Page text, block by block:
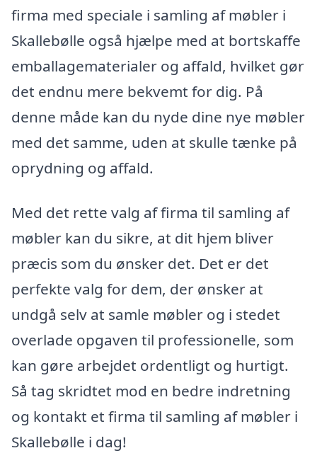
firma med speciale i samling af møbler i
Skallebølle også hjælpe med at bortskaffe
emballagematerialer og affald, hvilket gør
det endnu mere bekvemt for dig. På
denne måde kan du nyde dine nye møbler
med det samme, uden at skulle tænke på
oprydning og affald.
Med det rette valg af firma til samling af
møbler kan du sikre, at dit hjem bliver
præcis som du ønsker det. Det er det
perfekte valg for dem, der ønsker at
undgå selv at samle møbler og i stedet
overlade opgaven til professionelle, som
kan gøre arbejdet ordentligt og hurtigt.
Så tag skridtet mod en bedre indretning
og kontakt et firma til samling af møbler i
Skallebølle i dag!